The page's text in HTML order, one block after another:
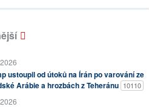
ustoupil od útoků na Írán po varování ze
Arábie a hrozbách z Teheránu 10110